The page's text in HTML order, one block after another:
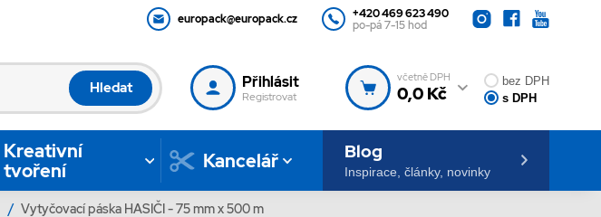
europack@europack.cz
+420 469 623 490
po-pá 7-15 hod
Hledat Přihlásit
Registrovat
včetně DPH
0,0 Kč
bez DPH
s DPH
Kreativní
tvoření
Kancelář Blog
Inspirace, články, novinky
/ Vytyčovací páska HASIČI - 75 mm x 500 m